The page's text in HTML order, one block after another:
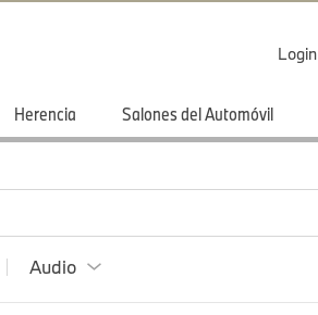
Login
Herencia Salones del Automóvil
Audio